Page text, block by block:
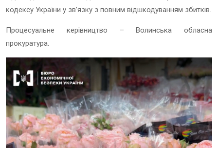
кодексу України у зв’язку з повним відшкодуванням збитків.
Процесуальне керівництво – Волинська обласна
прокуратура.